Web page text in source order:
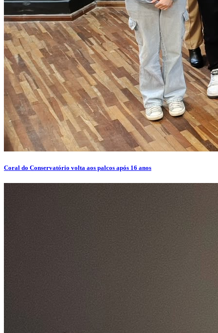
Coral do Conservatório volta aos palcos após 16 anos